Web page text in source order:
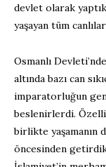
devlet olarak
yaşayan tüm
Osmanlı
altında bazı can
imparatorluğun
beslenirlerdi.
birlikte yaşamanın
öncesinden